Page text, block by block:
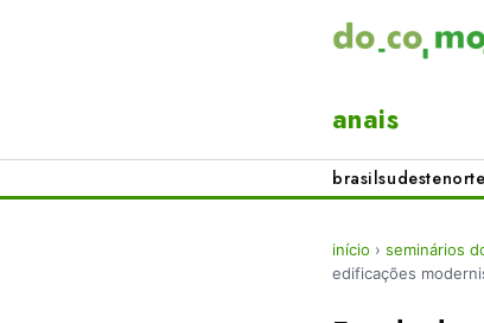
anais
brasilsudeste
início › seminários
edificações